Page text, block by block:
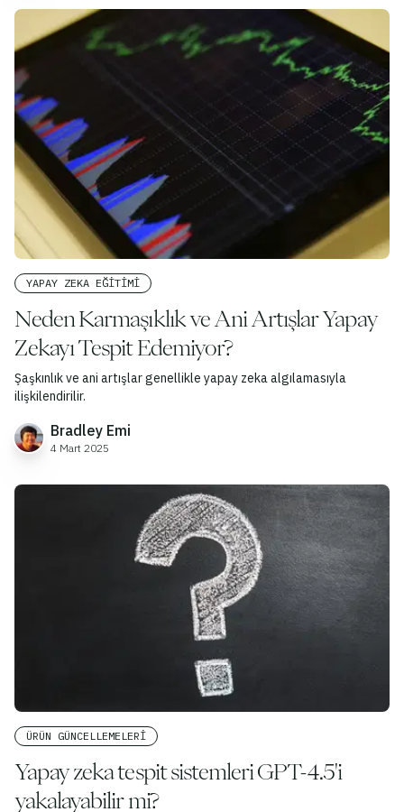
YAPAY ZEKA EĞITIMI
Neden Karmaşıklık ve Ani Artışlar Yapay
Zekayı Tespit Edemiyor?
Şaşkınlık ve ani artışlar genellikle yapay zeka algılamasıyla
ilişkilendirilir.
Bradley Emi
4 Mart 2025
ÜRÜN GÜNCELLEMELERI
Yapay zeka tespit sistemleri GPT-4.5'i
yakalayabilir mi?